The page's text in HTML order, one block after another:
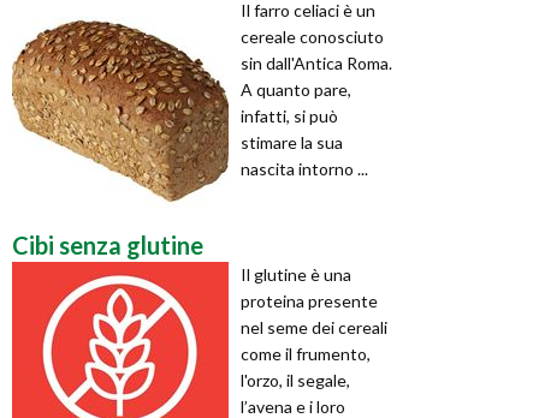
Il farro celiaci è un
cereale conosciuto
sin dall'Antica Roma.
A quanto pare,
infatti, si può
stimare la sua
nascita intorno ...
Cibi senza glutine
Il glutine è una
proteina presente
nel seme dei cereali
come il frumento,
l'orzo, il segale,
l’avena e i loro